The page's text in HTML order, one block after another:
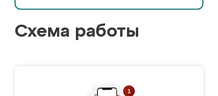
Схема работы